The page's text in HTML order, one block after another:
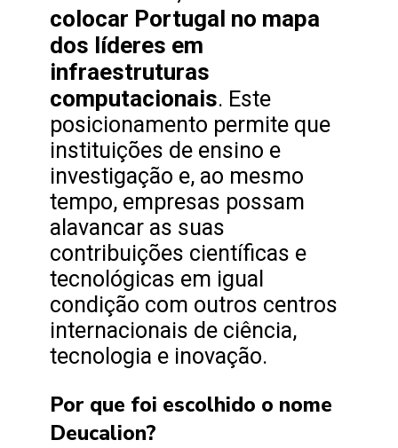
colocar Portugal no mapa
dos líderes em
infraestruturas
computacionais. Este
posicionamento permite que
instituições de ensino e
investigação e, ao mesmo
tempo, empresas possam
alavancar as suas
contribuições científicas e
tecnológicas em igual
condição com outros centros
internacionais de ciência,
tecnologia e inovação.
Por que foi escolhido o nome
Deucalion?